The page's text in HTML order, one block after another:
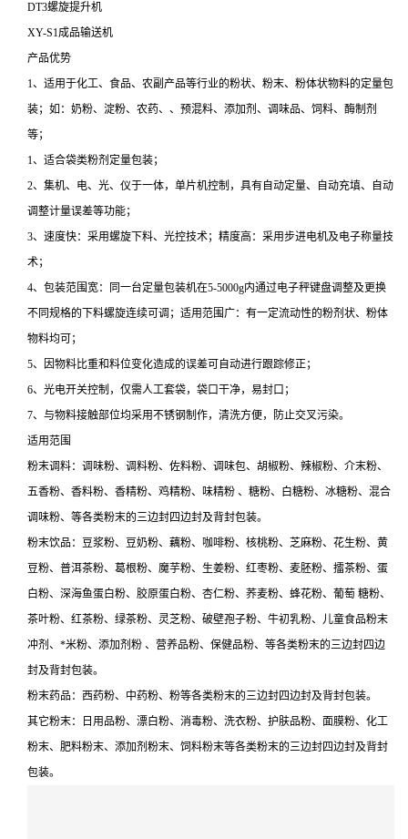
DT3螺旋提升机
XY-S1成品输送机
产品优势
1、适用于化工、食品、农副产品等行业的粉状、粉末、粉体状物料的定量包
装；如：奶粉、淀粉、农药、、预混料、添加剂、调味品、饲料、酶制剂
等；
1、适合袋类粉剂定量包装；
2、集机、电、光、仪于一体，单片机控制，具有自动定量、自动充填、自动
调整计量误差等功能；
3、速度快：采用螺旋下料、光控技术；精度高：采用步进电机及电子称量技
术；
4、包装范围宽：同一台定量包装机在5-5000g内通过电子秤键盘调整及更换
不同规格的下料螺旋连续可调；适用范围广：有一定流动性的粉剂状、粉体
物料均可；
5、因物料比重和料位变化造成的误差可自动进行跟踪修正；
6、光电开关控制，仅需人工套袋，袋口干净，易封口；
7、与物料接触部位均采用不锈钢制作，清洗方便，防止交叉污染。
适用范围
粉末调料：调味粉、调料粉、佐料粉、调味包、胡椒粉、辣椒粉、介末粉、
五香粉、香料粉、香精粉、鸡精粉、味精粉 、糖粉、白糖粉、冰糖粉、混合
调味粉、等各类粉末的三边封四边封及背封包装。
粉末饮品：豆浆粉、豆奶粉、藕粉、咖啡粉、核桃粉、芝麻粉、花生粉、黄
豆粉、普洱茶粉、葛根粉、魔芋粉、生姜粉、红枣粉、麦胚粉、擂茶粉、蛋
白粉、深海鱼蛋白粉、胶原蛋白粉、杏仁粉、荞麦粉、蜂花粉、葡萄 糖粉、
茶叶粉、红茶粉、绿茶粉、灵芝粉、破壁孢子粉、牛初乳粉、儿童食品粉末
冲剂、*米粉、添加剂粉 、营养品粉、保健品粉、等各类粉末的三边封四边
封及背封包装。
粉末药品：西药粉、中药粉、粉等各类粉末的三边封四边封及背封包装。
其它粉末：日用品粉、漂白粉、消毒粉、洗衣粉、护肤品粉、面膜粉、化工
粉末、肥料粉末、添加剂粉末、饲料粉末等各类粉末的三边封四边封及背封
包装。